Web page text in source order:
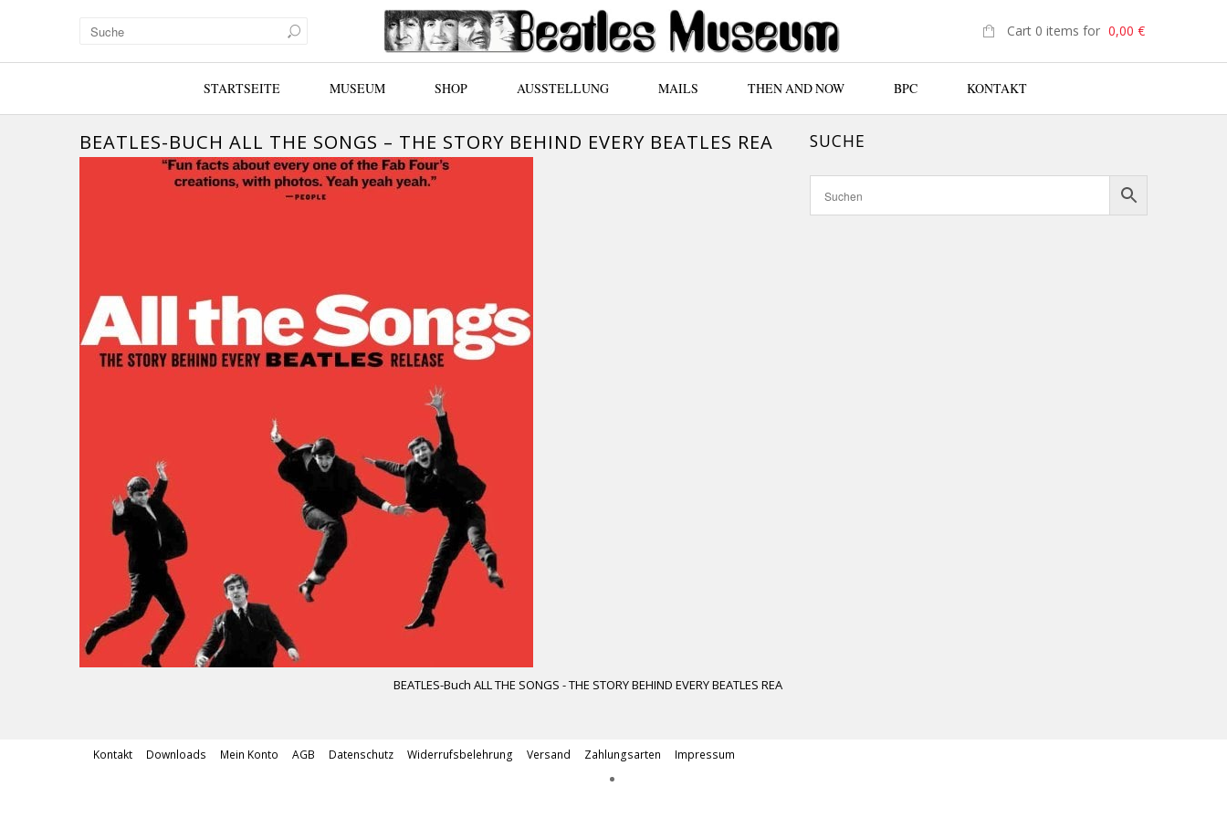
Cart 0 items for 0,00 €
STARTSEITE MUSEUM SHOP AUSSTELLUNG MAILS THEN AND NOW BPC KONTAKT
BEATLES-BUCH ALL THE SONGS – THE STORY BEHIND EVERY BEATLES REA
BEATLES-Buch ALL THE SONGS - THE STORY BEHIND EVERY BEATLES REA
SUCHE
Kontakt Downloads Mein Konto AGB Datenschutz Widerrufsbelehrung Versand Zahlungsarten Impressum